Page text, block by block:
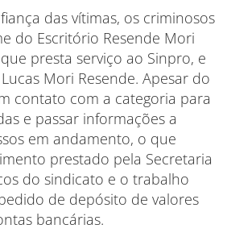
das vítimas, os criminosos
do Escritório Resende Mori
presta serviço ao Sinpro, e
Mori Resende. Apesar do
contato com a categoria para
e passar informações a
em andamento, o que
prestado pela Secretaria
do sindicato e o trabalho
de depósito de valores
bancárias.